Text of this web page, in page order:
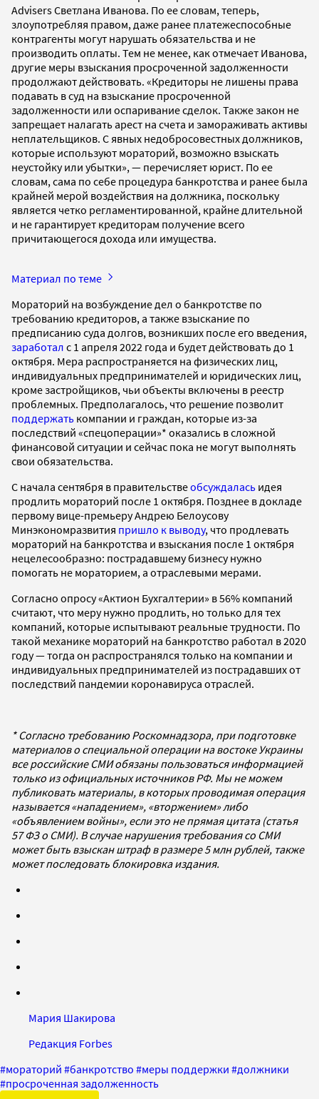
Advisers Светлана Иванова. По ее словам, теперь,
злоупотребляя правом, даже ранее платежеспособные
контрагенты могут нарушать обязательства и не
производить оплаты. Тем не менее, как отмечает Иванова,
другие меры взыскания просроченной задолженности
продолжают действовать. «Кредиторы не лишены права
подавать в суд на взыскание просроченной
задолженности или оспаривание сделок. Также закон не
запрещает налагать арест на счета и замораживать активы
неплательщиков. С явных недобросовестных должников,
которые используют мораторий, возможно взыскать
неустойку или убытки», — перечисляет юрист. По ее
словам, сама по себе процедура банкротства и ранее была
крайней мерой воздействия на должника, поскольку
является четко регламентированной, крайне длительной
и не гарантирует кредиторам получение всего
причитающегося дохода или имущества.
Материал по теме
Мораторий на возбуждение дел о банкротстве по
требованию кредиторов, а также взыскание по
предписанию суда долгов, возникших после его введения,
заработал с 1 апреля 2022 года и будет действовать до 1
октября. Мера распространяется на физических лиц,
индивидуальных предпринимателей и юридических лиц,
кроме застройщиков, чьи объекты включены в реестр
проблемных. Предполагалось, что решение позволит
поддержать компании и граждан, которые из-за
последствий «спецоперации»* оказались в сложной
финансовой ситуации и сейчас пока не могут выполнять
свои обязательства.
С начала сентября в правительствеобсуждалась идея
продлить мораторий после 1 октября. Позднее в докладе
первому вице-премьеру Андрею Белоусову
Минэкономразвития пришло к выводу, что продлевать
мораторий на банкротства и взыскания после 1 октября
нецелесообразно: пострадавшему бизнесу нужно
помогать не мораторием, а отраслевыми мерами.
Согласно опросу «Актион Бухгалтерии» в 56% компаний
считают, что меру нужно продлить, но только для тех
компаний, которые испытывают реальные трудности. По
такой механике мораторий на банкротство работал в 2020
году — тогда он распространялся только на компании и
индивидуальных предпринимателей из пострадавших от
последствий пандемии коронавируса отраслей.
* Согласно требованию Роскомнадзора, при подготовке
материалов о специальной операции на востоке Украины
все российские СМИ обязаны пользоваться информацией
только из официальных источников РФ. Мы не можем
публиковать материалы, в которых проводимая операция
называется «нападением», «вторжением» либо
«объявлением войны», если это не прямая цитата (статья
57 ФЗ о СМИ). В случае нарушения требования со СМИ
может быть взыскан штраф в размере 5 млн рублей, также
может последовать блокировка издания.
Мария Шакирова
Редакция Forbes
#мораторий #банкротство #меры поддержки #должники
#просроченная задолженность